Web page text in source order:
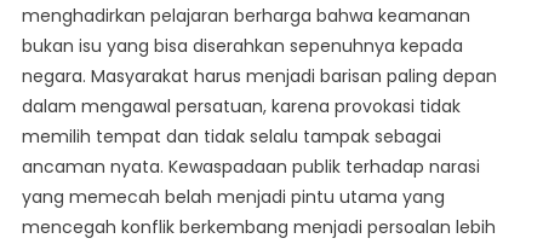
menghadirkan pelajaran berharga bahwa keamanan
bukan isu yang bisa diserahkan sepenuhnya kepada
negara. Masyarakat harus menjadi barisan paling depan
dalam mengawal persatuan, karena provokasi tidak
memilih tempat dan tidak selalu tampak sebagai
ancaman nyata. Kewaspadaan publik terhadap narasi
yang memecah belah menjadi pintu utama yang
mencegah konflik berkembang menjadi persoalan lebih